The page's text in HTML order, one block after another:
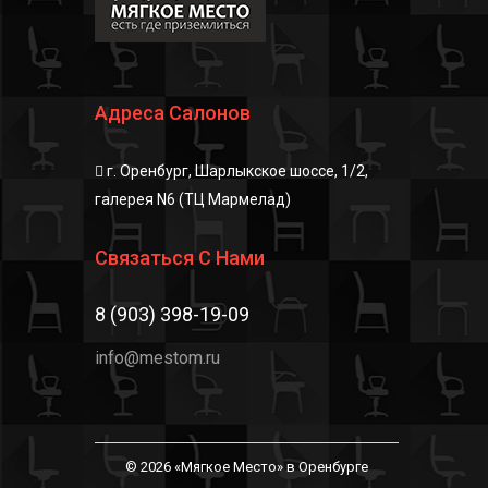
Адреса Салонов
г. Оренбург, Шарлыкское шоссе, 1/2,
галерея N6 (ТЦ Мармелад)
Связаться С Нами
8 (903) 398-19-09
info@mestom.ru
© 2026 «Мягкое Место» в Оренбурге